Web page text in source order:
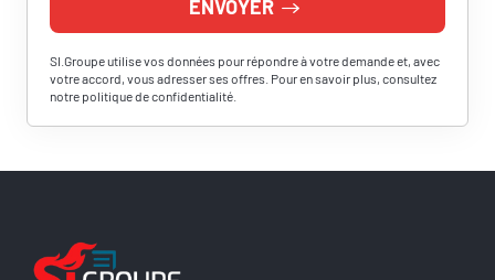
ENVOYER
SI.Groupe utilise vos données pour répondre à votre demande et, avec
votre accord, vous adresser ses offres. Pour en savoir plus, consultez
notre politique de confidentialité.
RÉSERVER UNE SESSION
Vous êtes
Prénom